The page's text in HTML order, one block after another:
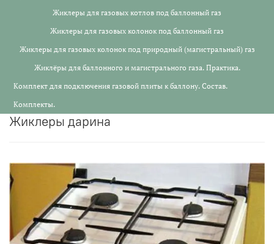
Жиклеры для газовых котлов под баллонный газ
Жиклеры для газовых колонок под баллонный газ
Жиклеры для газовых колонок под природный (магистральный) газ
Жиклёры для баллонного и магистрального газа. Практика.
Комплект для подключения газовой плиты к баллону. Состав.
Комплекты.
жиклеры дарина